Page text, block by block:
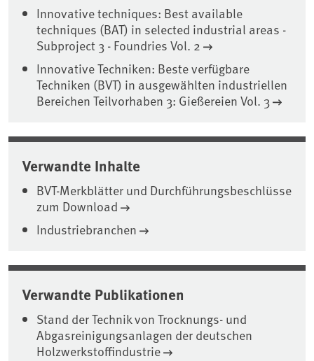
Innovative techniques: Best available
techniques (BAT) in selected industrial areas -
Subproject 3 - Foundries Vol. 2
Innovative Techniken: Beste verfügbare
Techniken (BVT) in ausgewählten industriellen
Bereichen Teilvorhaben 3: Gießereien Vol. 3
Verwandte Inhalte
BVT-Merkblätter und Durchführungsbeschlüsse
zum Download
Industriebranchen
Verwandte Publikationen
Stand der Technik von Trocknungs- und
Abgasreinigungsanlagen der deutschen
Holzwerkstoffindustrie